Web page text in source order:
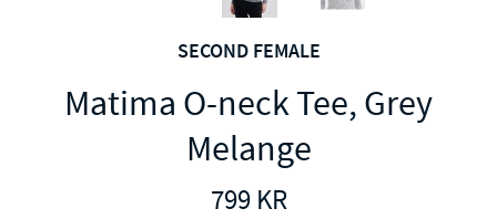
SECOND FEMALE
Matima O-neck Tee, Grey
Melange
799KR